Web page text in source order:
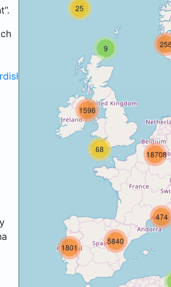
.
9
25
256
1801
5840
68
474
1596
18708